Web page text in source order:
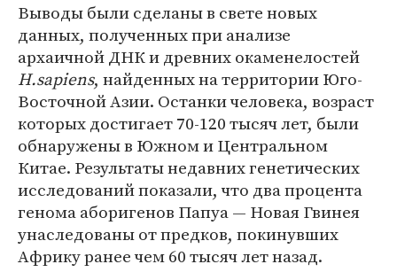
Выводы были сделаны в свете новых
данных, полученных при анализе
архаичной ДНК и древних окаменелостей
H.sapiens, найденных на территории Юго-
Восточной Азии. Останки человека, возраст
которых достигает 70-120 тысяч лет, были
обнаружены в Южном и Центральном
Китае. Результаты недавних генетических
исследований показали, что два процента
генома аборигенов Папуа — Новая Гвинея
унаследованы от предков, покинувших
Африку ранее чем 60 тысяч лет назад.